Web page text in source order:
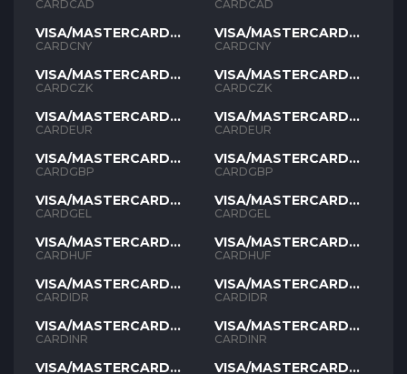
CAD
CARDCAD
VISA/MASTERCARD
CNY
CARDCNY
VISA/MASTERCARD
CZK
CARDCZK
VISA/MASTERCARD
EUR
CARDEUR
VISA/MASTERCARD
GBP
CARDGBP
VISA/MASTERCARD
GEL
CARDGEL
VISA/MASTERCARD
HUF
CARDHUF
VISA/MASTERCARD
IDR
CARDIDR
VISA/MASTERCARD
INR
CARDINR
VISA/MASTERCARD
CAD
CARDCAD
VISA/MASTERCARD
CNY
CARDCNY
VISA/MASTERCARD
CZK
CARDCZK
VISA/MASTERCARD
EUR
CARDEUR
VISA/MASTERCARD
GBP
CARDGBP
VISA/MASTERCARD
GEL
CARDGEL
VISA/MASTERCARD
HUF
CARDHUF
VISA/MASTERCARD
IDR
CARDIDR
VISA/MASTERCARD
INR
CARDINR
VISA/MASTERCARD